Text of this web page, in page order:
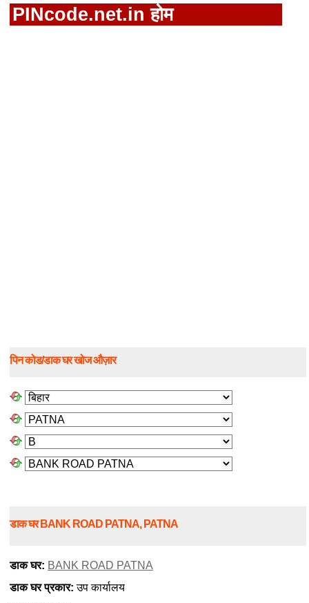
PINcode.net.in होम
पिन कोड/डाक घर खोज औज़ार
डाक घर BANK ROAD PATNA, PATNA
डाक घर: BANK ROAD PATNA
डाक घर प्रकार: उप कार्यालय